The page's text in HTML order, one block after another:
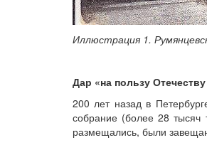
Иллюстрация 1.
Дар «на пользу
200 лет назад в
собрание (более 28 тысяч
размещались, были